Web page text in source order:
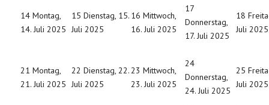
14 Montag,
14. Juli 2025
15 Dienstag, 15.
Juli 2025
16 Mittwoch,
16. Juli 2025
17
Donnerstag,
17. Juli 2025
18
Juli 2025
21 Montag,
21. Juli 2025
22 Dienstag, 22.
Juli 2025
23 Mittwoch,
23. Juli 2025
24
Donnerstag,
24. Juli 2025
25
Juli 2025